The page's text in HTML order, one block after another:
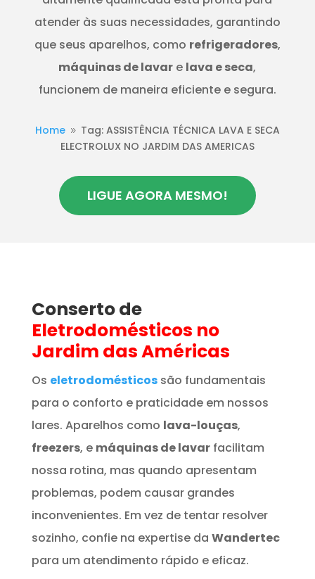
atender às suas necessidades, garantindo
que seus aparelhos, como refrigeradores,
máquinas de lavar e lava e seca,
funcionem de maneira eficiente e segura.
Home 9 Tag: ASSISTÊNCIA TÉCNICA LAVA E SECA
ELECTROLUX NO JARDIM DAS AMERICAS
LIGUE AGORA MESMO!
Conserto de
Eletrodomésticos no
Jardim das Américas
Os eletrodomésticos são fundamentais
para o conforto e praticidade em nossos
lares. Aparelhos como lava-louças,
freezers, e máquinas de lavarfacilitam
nossa rotina, mas quando apresentam
problemas, podem causar grandes
inconvenientes. Em vez de tentar resolver
sozinho, confie na expertise da Wandertec
para um atendimento rápido e eficaz.